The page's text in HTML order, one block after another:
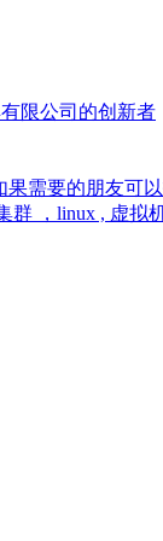
限公司的创新者
果需要的朋友可
群 ，linux , 虚拟